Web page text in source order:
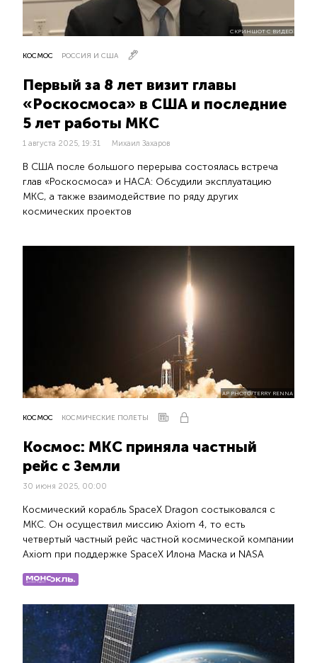
СКРИНШОТ С ВИДЕО
КОСМОС РОССИЯ И США
Первый за 8 лет визит главы
«Роскосмоса» в США и последние
5 лет работы МКС
1 августа 2025, 19:31 Михаил Захаров
В США после большого перерыва состоялась встреча
глав «Роскосмоса» и НАСА: Обсудили эксплуатацию
МКС, а также взаимодействие по ряду других
космических проектов
AP PHOTO/TERRY RENNA
КОСМОС КОСМИЧЕСКИЕ ПОЛЕТЫ
Космос: МКС приняла частный
рейс с Земли
30 июня 2025, 00:00
Космический корабль SpaceX Dragon состыковался с
МКС. Он осуществил миссию Axiom 4, то есть
четвертый частный рейс частной космической компании
Axiom при поддержке SpaceX Илона Маска и NASA